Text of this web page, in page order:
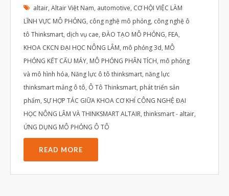
Tháng Bảy 2022
Tháng Sáu 2022
Tháng Năm 2022
Tháng Tư 2022
Tháng Ba 2022
Tháng Hai 2022
Tháng Một 2022
altair, Altair Việt Nam, automotive, CƠ HỘI VIỆC LÀM
LĨNH VỰC MÔ PHỎNG, công nghệ mô phỏng, công nghệ ô
tô Thinksmart, dịch vụ cae, ĐÀO TẠO MÔ PHỎNG, FEA,
KHOA CKCN ĐẠI HỌC NÔNG LÂM, mô phỏng 3d, MÔ
PHỎNG KẾT CẤU MÁY, MÔ PHỎNG PHÂN TÍCH, mô phỏng
và mô hình hóa, Năng lực ô tô thinksmart, năng lực
thinksmart mảng ô tô, Ô Tô Thinksmart, phát triển sản
phẩm, SỰ HỢP TÁC GIỮA KHOA CƠ KHÍ CÔNG NGHỆ ĐẠI
HỌC NÔNG LÂM VÀ THINKSMART ALTAIR, thinksmart - altair,
ỨNG DỤNG MÔ PHỎNG Ô TÔ
READ MORE